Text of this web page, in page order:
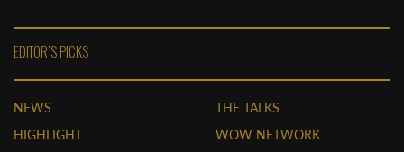
EDITOR'S PICKS
NEWS
HIGHLIGHT
THE TALKS
WOW NETWORK